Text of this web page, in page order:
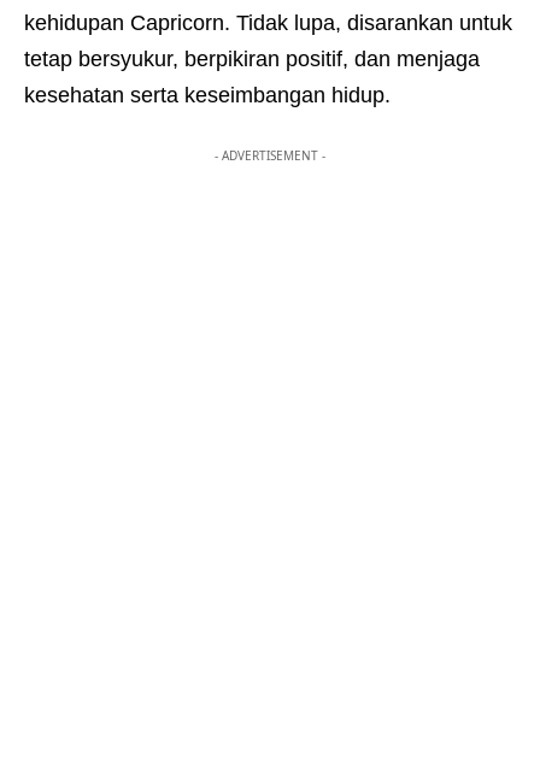
kehidupan Capricorn. Tidak lupa, disarankan untuk
tetap bersyukur, berpikiran positif, dan menjaga
kesehatan serta keseimbangan hidup.
- ADVERTISEMENT -